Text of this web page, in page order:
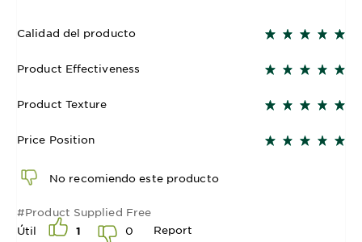
Calidad del producto
Product Effectiveness
Product Texture
Price Position
No recomiendo este producto
#Product Supplied Free
Útil
1 0 Report